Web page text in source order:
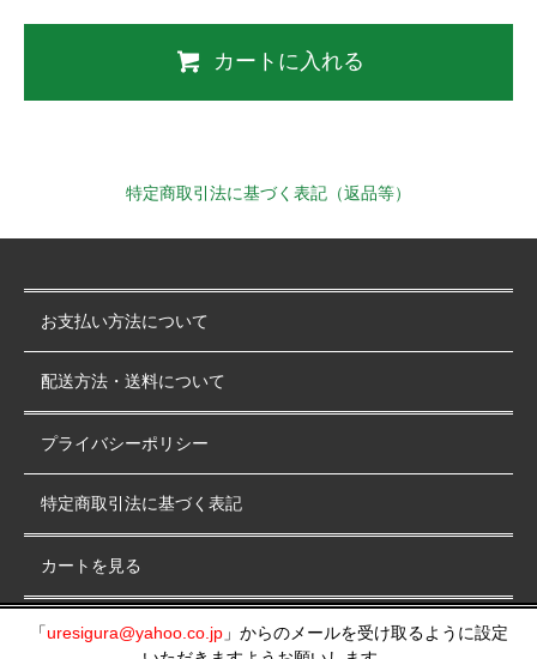
「uresigura@yahoo.co.jp」からのメールを受け取るように設定
カートに入れる
特定商取引法に基づく表記（返品等）
お支払い方法について
配送方法・送料について
プライバシーポリシー
特定商取引法に基づく表記
カートを見る
マイアカウント